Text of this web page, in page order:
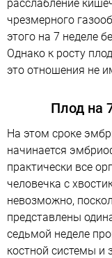
расслабление
чрезмерного
этого на 7 неделе
Однако к росту
это отношения не
Плод на
На этом сроке
начинается
практически все
человечка с
невозможно,
представлены
седьмой неделе
костной системы и